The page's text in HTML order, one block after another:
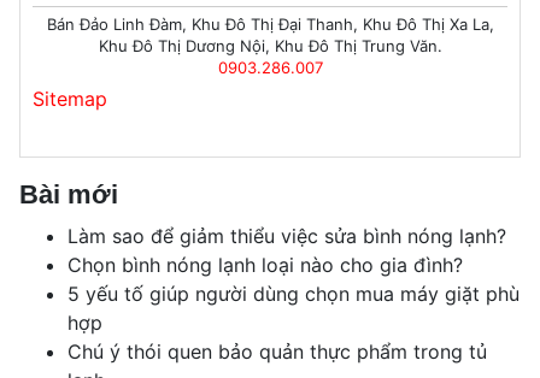
Bán Đảo Linh Đàm, Khu Đô Thị Đại Thanh, Khu Đô Thị Xa La,
Khu Đô Thị Dương Nội, Khu Đô Thị Trung Văn.
0903.286.007
Sitemap
Bài mới
Làm sao để giảm thiểu việc sửa bình nóng lạnh?
Chọn bình nóng lạnh loại nào cho gia đình?
5 yếu tố giúp người dùng chọn mua máy giặt phù
hợp
Chú ý thói quen bảo quản thực phẩm trong tủ